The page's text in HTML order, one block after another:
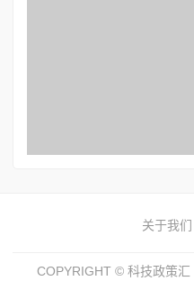
关于我们
COPYRIGHT © 科技政策汇